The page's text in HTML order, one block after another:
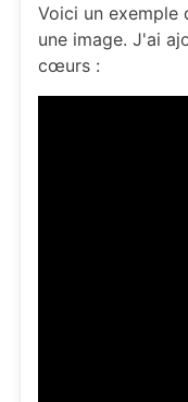
Voici un exemple
une image. J'ai
cœurs :